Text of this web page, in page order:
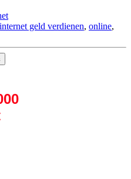
geld verdienen, online,